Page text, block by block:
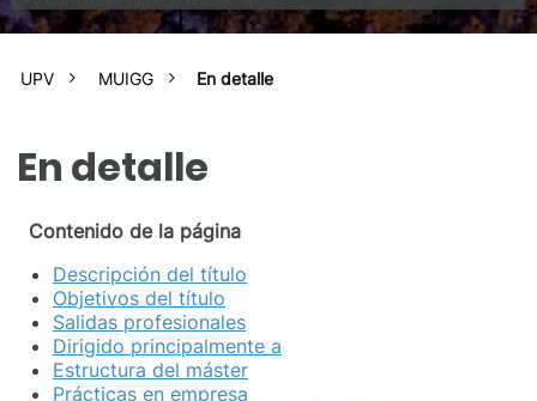
UPV MUIGG En detalle
En detalle
Contenido de la página
Descripción del título
Objetivos del título
Salidas profesionales
Dirigido principalmente a
Estructura del máster
Prácticas en empresa